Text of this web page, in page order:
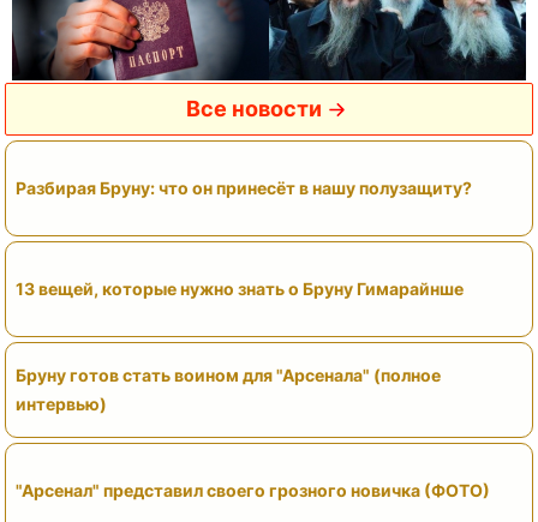
Все новости
Разбирая Бруну: что он принесёт в нашу полузащиту?
13 вещей, которые нужно знать о Бруну Гимарайнше
Бруну готов стать воином для "Арсенала" (полное
интервью)
"Арсенал" представил своего грозного новичка (ФОТО)